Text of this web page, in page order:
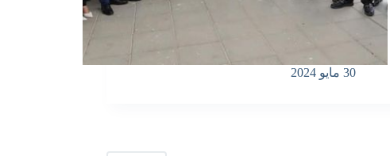
30 مايو 2024